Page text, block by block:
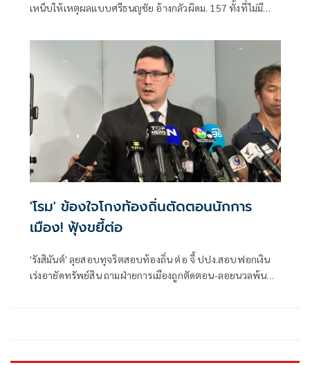
เหน็บให้เหตุผลแบบศรีธนญชัย อ้างกลัวผิดม. 157 ทั้งที่ไม่มี
ตำแหน่งได้แล้ว
'โรม' ข้องใจโกงท้องถิ่นตัดตอนนักการ
เมือง! ฟุ้งขยี้ต่อ
'รังสิมันต์' ลุยสอบทุจริตสอบท้องถิ่น ต่อ จี้ ปปง.สอบฟอกเงิน
เร่งอายัดทรัพย์สิน ถามฝ่ายการเมืองถูกตัดตอน-ลอยนวลพ้นผิด